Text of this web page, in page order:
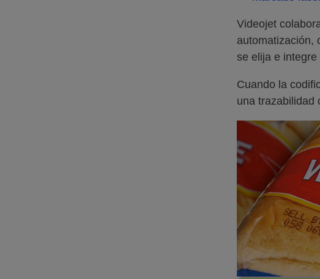
Videojet
automatización,
se elija e
Cuando la
una trazabilidad